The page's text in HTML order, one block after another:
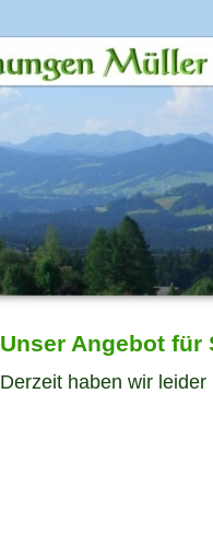
Unser Angebot für
Derzeit haben wir